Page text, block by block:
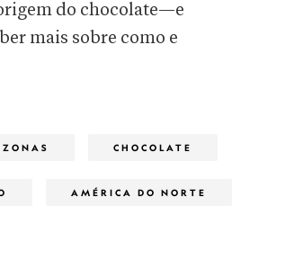
do chocolate—e
mais sobre como e
CHOCOLATE
AMÉRICA DO NORTE